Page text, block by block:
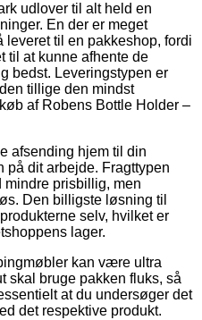
udlover til alt held en
En der er meget
til en pakkeshop, fordi
til at kunne afhente de
bedst. Leveringstypen er
tillige den mindst
af Robens Bottle Holder –
afsending hjem til din
på dit arbejde. Fragttypen
prisbillig, men
Den billigste løsning til
selv, hvilket er
lager.
kan være ultra
skal bruge pakken fluks, så
at du undersøger det
det respektive produkt.